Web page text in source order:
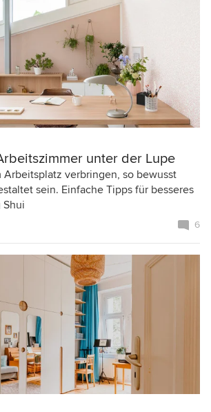
unter der Lupe
Arbeitsplatz verbringen, so bewusst
sein. Einfache Tipps für besseres
6